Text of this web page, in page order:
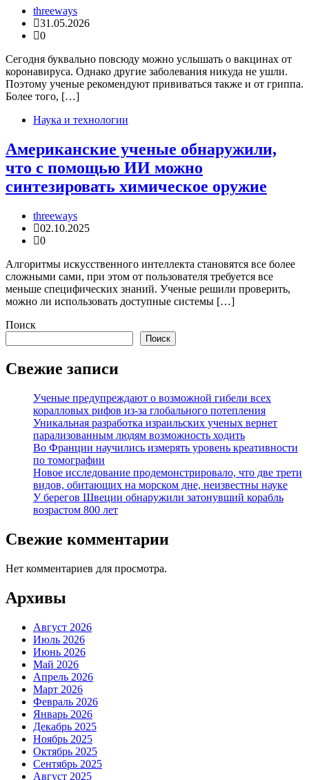
threeways
31.05.2026
0
Сегодня буквально повсюду можно услышать о вакцинах от
коронавируса. Однако другие заболевания никуда не ушли.
Поэтому ученые рекомендуют прививаться также и от гриппа.
Более того, […]
Наука и технологии
Американские ученые обнаружили,
что с помощью ИИ можно
синтезировать химическое оружие
threeways
02.10.2025
0
Алгоритмы искусственного интеллекта становятся все более
сложными сами, при этом от пользователя требуется все
меньше специфических знаний. Ученые решили проверить,
можно ли использовать доступные системы […]
Поиск
Поиск
Свежие записи
Ученые предупреждают о возможной гибели всех
коралловых рифов из-за глобального потепления
Уникальная разработка израильских ученых вернет
парализованным людям возможность ходить
Во Франции научились измерять уровень креативности
по томографии
Новое исследование продемонстрировало, что две трети
видов, обитающих на морском дне, неизвестны науке
У берегов Швеции обнаружили затонувший корабль
возрастом 800 лет
Свежие комментарии
Нет комментариев для просмотра.
Архивы
Август 2026
Июль 2026
Июнь 2026
Май 2026
Апрель 2026
Март 2026
Февраль 2026
Январь 2026
Декабрь 2025
Ноябрь 2025
Октябрь 2025
Сентябрь 2025
Август 2025